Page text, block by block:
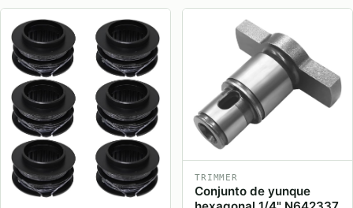
TRIMMER
Conjunto de yunque